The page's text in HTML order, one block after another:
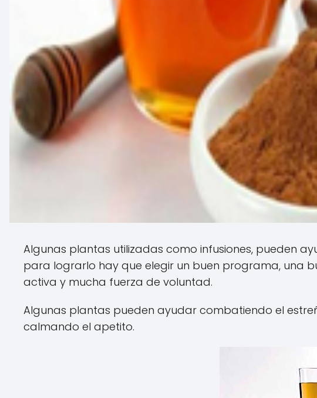
Algunas plantas utilizadas como infusiones, pueden
para lograrlo hay que elegir un buen programa, una
activa y mucha fuerza de voluntad.
Algunas plantas pueden ayudar combatiendo el
calmando el apetito.